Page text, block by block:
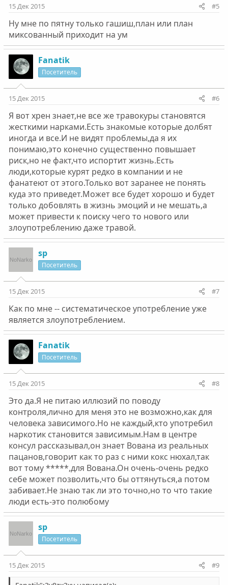
15 Дек 2015 #5
Ну мне по пятну только гашиш,план или план
миксованный приходит на ум
Fanatik
Посетитель
15 Дек 2015 #6
Я вот хрен знает,не все же травокуры становятся
жесткими нарками.Есть знакомые которые долбят
иногда и все.И не видят проблемы,да я их
понимаю,это конечно существенно повышает
риск,но не факт,что испортит жизнь.Есть
люди,которые курят редко в компании и не
фанатеют от этого.Только вот заранее не понять
куда это приведет.Может все будет хорошо и будет
только добовлять в жизнь эмоций и не мешать,а
может привести к поиску чего то нового или
злоупотреблению даже травой.
sp
Посетитель
15 Дек 2015 #7
Как по мне -- систематическое употребление уже
является злоупотреблением.
Fanatik
Посетитель
15 Дек 2015 #8
Это да.Я не питаю иллюзий по поводу
контроля,лично для меня это не возможно,как для
человека зависимого.Но не каждый,кто употребил
наркотик становится зависимым.Нам в центре
консул рассказывал,он знает Вована из реальных
пацанов,говорит как то раз с ними кокс нюхал,так
вот тому *****,для Вована.Он очень-очень редко
себе может позволить,что бы оттянуться,а потом
забивает.Не знаю так ли это точно,но то что такие
люди есть-это полюбому
sp
Посетитель
15 Дек 2015 #9